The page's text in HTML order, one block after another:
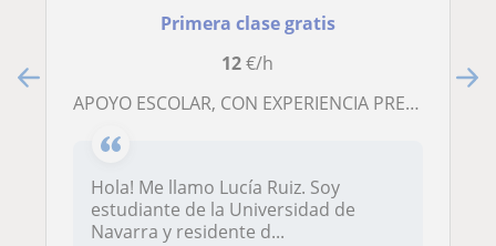
Primera clase gratis
12€/h
APOYO ESCOLAR, CON EXPERIENCIA PREVIA Y TITULOS CERTIFICADOS (C1/102 TOEFL)
Hola! Me llamo Lucía Ruiz. Soy
estudiante de la Universidad de
Navarra y residente d...